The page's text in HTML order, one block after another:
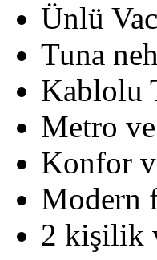
Ünlü
Tuna
Kablolu
Metro
Konfor
Modern
2 kişilik